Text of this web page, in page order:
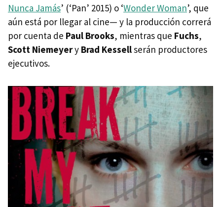
Nunca Jamás’ (‘Pan’ 2015) o ‘Wonder Woman’, que
aún está por llegar al cine— y la producción correrá
por cuenta de Paul Brooks, mientras que Fuchs,
Scott Niemeyery Brad Kessellserán productores
ejecutivos.